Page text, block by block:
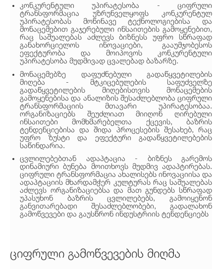
კონკურენტული უპირატესობა - ციფრული
ტრანსფორმაცია უზრუნველყოფს კონკურენტულ
უპირატესობას მოწინავე ტექნოლოგიებისა და
მონაცემებით გაჯერებული ინსაითების გამოყენებით,
რაც საშუალებას აძლევს ბიზნესს უფრო სწრაფად
განახორციელოს ინოვაციები, გააუმჯობესოს
ეფექტურობა და მოიპოვოს კონკურენტული
უპირატესობა მუდმივად ცვალებად ბაზარზე.
მონაცემებზე დაფუძნებული გადაწყვეტილების
მიღება - მტკიცებულების საფუძველზე
გადაწყვეტილების მიღებისთვის მონაცემების
გამოყენებისა და ანალიზის შესაძლებლობა ციფრული
ტრანსფორმაციის მთავარი უპირატესობაა.
ორგანიზაციებს შეუძლიათ მიიღონ ღირებული
ინსაითები მომხმარებელთა ქცევის, ბაზრის
ტენდენციებისა და შიდა პროცესების შესახებ, რაც
უფრო ზუსტი და ეფექტური გადაწყვეტილებების
საწინდარია.
ცვლილებებთან ადაპტაცია - ბიზნეს გარემოს
დინამიური ბუნება მოითხოვს მუდმივ ადაპტირებას.
ციფრული ტრანსფორმაცია ახალისებს ინოვაციისა და
ადაპტაციის მხარდამჭერ კულტურასრაც საშუალებას
აძლევს ორგანიზაციებსა და მათ გუნდებს სწრაფად
უპასუხონ ბაზრის ცვლილებებს, გამოიყენონ
განვითარებადი შესაძლებლობები, გადალახონ
გამოწვევები და გაუსწრონ ინდუსტრიის ტენდენციებს
ციფრული გამოწვევების მიღმა